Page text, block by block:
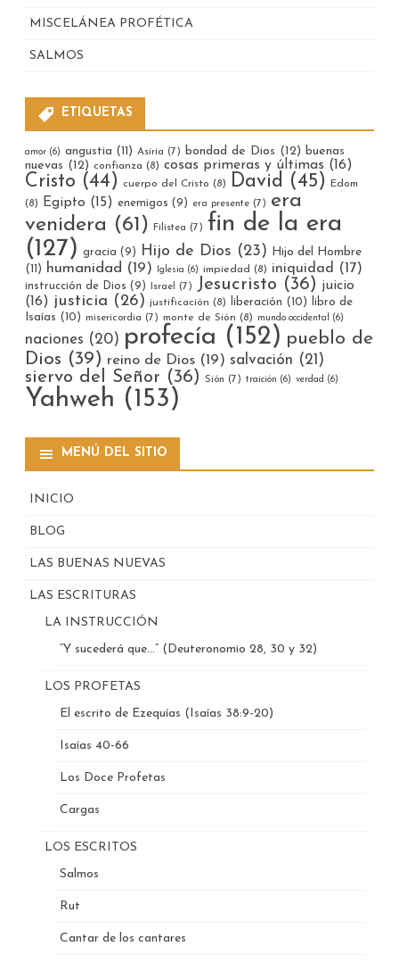
MISCELÁNEA PROFÉTICA
SALMOS
ETIQUETAS
amor (6) angustia (11) Asiria (7) bondad de Dios (12) buenas
nuevas (12) confianza (8) cosas primeras y últimas (16)
Cristo (44) cuerpo del Cristo (8) David (45)
Edom
(8) Egipto (15) enemigos (9) era presente (7) era
venidera (61) Filistea (7) fin de la era
(127) gracia (9) Hijo de Dios (23)
Hijo del Hombre
(11)
humanidad (19) Iglesia (6) impiedad (8) iniquidad (17)
instrucción de Dios (9) Israel (7) Jesucristo (36) juicio
(16) justicia (26) justificación (8) liberación (10)
libro de
Isaías (10) misericordia (7) monte de Sión (8) mundo occidental (6)
naciones (20) profecía (152) pueblo de
Dios (39) reino de Dios (19) salvación (21)
siervo del Señor (36) Sión (7) traición (6) verdad (6)
Yahweh (153)
MENÚ DEL SITIO
INICIO
BLOG
LAS BUENAS NUEVAS
LAS ESCRITURAS
LA INSTRUCCIÓN
“Y sucederá que…” (Deuteronomio 28, 30 y 32)
LOS PROFETAS
El escrito de Ezequías (Isaías 38:9-20)
Isaías 40-66
Los Doce Profetas
Cargas
LOS ESCRITOS
Salmos
Rut
Cantar de los cantares